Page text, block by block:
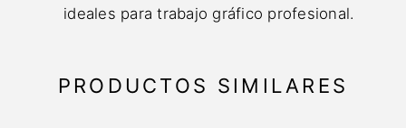
ideales para trabajo gráfico profesional.
PRODUCTOS SIMILARES